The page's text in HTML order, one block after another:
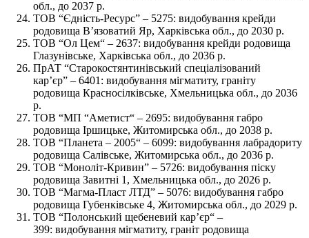
обл., до 2037 р.
ТОВ “Єдність-Ресурс” – 5275: видобування крейди
родовища В’язоватий Яр, Харківська обл., до 2030 р.
ТОВ “Ол Цем“ – 2637: видобування крейди родовища
Глазунівське, Харківська обл., до 2036 р.
ПрАТ “Старокостянтинівський спеціалізований
кар’єр” – 6401: видобування мігматиту, граніту
родовища Красносілківське, Хмельницька обл., до 2036
р.
ТОВ “МП “Аметист“ – 2695: видобування габро
родовища Іршицьке, Житомирська обл., до 2038 р.
ТОВ “Планета – 2005“ – 6099: видобування лабрадориту
родовища Салівське, Житомирська обл., до 2036 р.
ТОВ “Моноліт-Кривин” – 5726: видобування піску
родовища Завитні 1, Хмельницька обл., до 2026 р.
ТОВ “Магма-Пласт ЛТД” – 5076: видобування габро
родовища Губенківське 4, Житомирська обл., до 2029 р.
ТОВ “Полонський щебеневий кар’єр“ –
399: видобування мігматиту, граніт родовища